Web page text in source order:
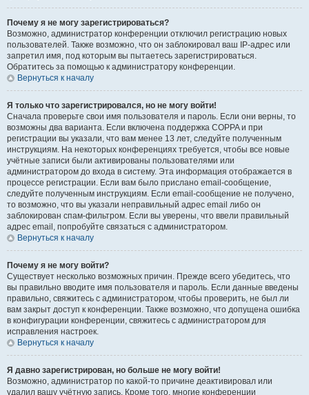
Почему я не могу зарегистрироваться?
Возможно, администратор конференции отключил регистрацию новых
пользователей. Также возможно, что он заблокировал ваш IP-адрес или
запретил имя, под которым вы пытаетесь зарегистрироваться.
Обратитесь за помощью к администратору конференции.
Вернуться к началу
Я только что зарегистрировался, но не могу войти!
Сначала проверьте свои имя пользователя и пароль. Если они верны, то
возможны два варианта. Если включена поддержка COPPA и при
регистрации вы указали, что вам менее 13 лет, следуйте полученным
инструкциям. На некоторых конференциях требуется, чтобы все новые
учётные записи были активированы пользователями или
администратором до входа в систему. Эта информация отображается в
процессе регистрации. Если вам было прислано email-сообщение,
следуйте полученным инструкциям. Если email-сообщение не получено,
то возможно, что вы указали неправильный адрес email либо он
заблокирован спам-фильтром. Если вы уверены, что ввели правильный
адрес email, попробуйте связаться с администратором.
Вернуться к началу
Почему я не могу войти?
Существует несколько возможных причин. Прежде всего убедитесь, что
вы правильно вводите имя пользователя и пароль. Если данные введены
правильно, свяжитесь с администратором, чтобы проверить, не был ли
вам закрыт доступ к конференции. Также возможно, что допущена ошибка
в конфигурации конференции, свяжитесь с администратором для
исправления настроек.
Вернуться к началу
Я давно зарегистрирован, но больше не могу войти!
Возможно, администратор по какой-то причине деактивировал или
удалил вашу учётную запись. Кроме того, многие конференции